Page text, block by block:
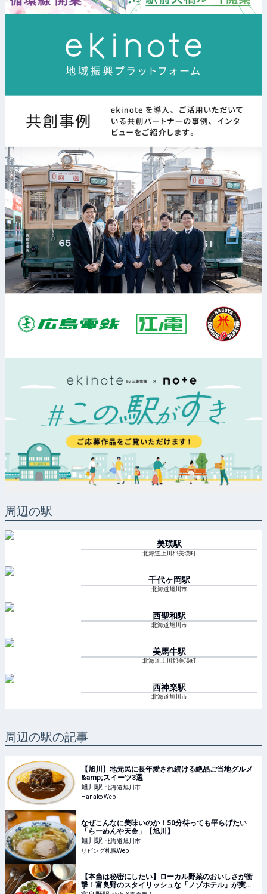
周辺の駅
美瑛駅
北海道上川郡美瑛町
千代ヶ岡駅
北海道旭川市
西聖和駅
北海道旭川市
美馬牛駅
北海道上川郡美瑛町
西神楽駅
北海道旭川市
周辺の駅の記事
【旭川】地元民に長年愛され続ける絶品ご当地グルメ
&amp;スイーツ3選
旭川駅 北海道旭川市
Hanako Web
なぜこんなに美味いのか！50分待っても平らげたい
「らーめんや天金」【旭川】
旭川駅 北海道旭川市
リビング札幌Web
【本当は秘密にしたい】ローカル野菜のおいしさが衝
撃！富良野のスタイリッシュな「ノゾホテル」が実は